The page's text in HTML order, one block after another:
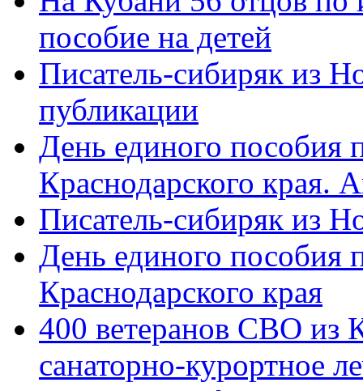
пособие на детей
Писатель-сибиряк из
публикации
День единого пособия
Краснодарского края.
Писатель-сибиряк из
День единого пособия
Краснодарского края
400 ветеранов СВО из
санаторно-курортное